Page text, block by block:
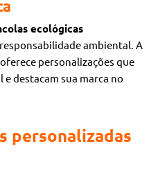
ecológicas
ambiental. A
oferece personalizações que
destacam sua marca no
personalizadas